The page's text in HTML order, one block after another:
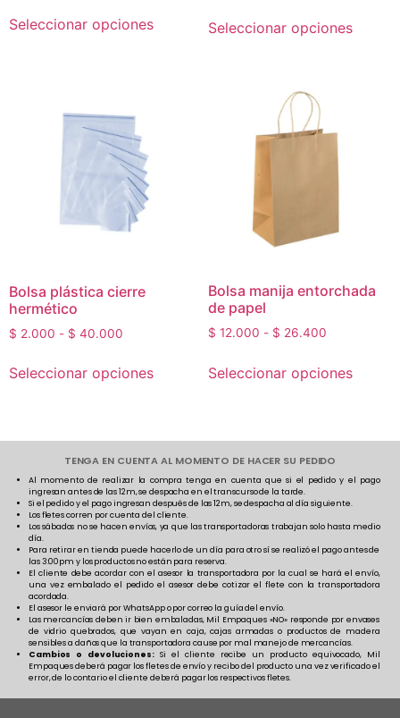
Seleccionar opciones Seleccionar opciones
Bolsa plástica cierre
hermético
$ 2.000 - $ 40.000
Seleccionar opciones
Bolsa manija entorchada
de papel
$ 12.000 - $ 26.400
Seleccionar opciones
TENGA EN CUENTA AL MOMENTO DE HACER SU PEDIDO
Al momento de realizar la compra tenga en cuenta que si el pedido y el pago
ingresan antes de las 12m, se despacha en el transcurso de la tarde.
Si el pedido y el pago ingresan después de las 12m, se despacha al día siguiente.
Los fletes corren por cuenta del cliente.
Los sábados no se hacen envíos, ya que las transportadoras trabajan solo hasta medio
día.
Para retirar en tienda puede hacerlo de un día para otro sí se realizó el pago antes de
las 3:00pm y los productos no están para reserva.
El cliente debe acordar con el asesor la transportadora por la cual se hará el envío,
una vez embalado el pedido el asesor debe cotizar el flete con la transportadora
acordada.
El asesor le enviará por WhatsApp o por correo la guía del envío.
Las mercancías deben ir bien embaladas, Mil Empaques «NO» responde por envases
de vidrio quebrados, que vayan en caja, cajas armadas o productos de madera
sensibles a daños que la transportadora cause por mal manejo de mercancías.
Cambios o devoluciones:Si el cliente recibe un producto equivocado, Mil
Empaques deberá pagar los fletes de envío y recibo del producto una vez verificado el
error, de lo contario el cliente deberá pagar los respectivos fletes.